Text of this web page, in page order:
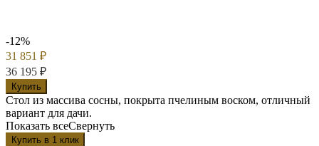
-12%
31 851
₽
36 195 ₽
Купить
Стол из массива сосны, покрыта пчелиным воском, отличный
вариант для дачи.
Показать всеСвернуть